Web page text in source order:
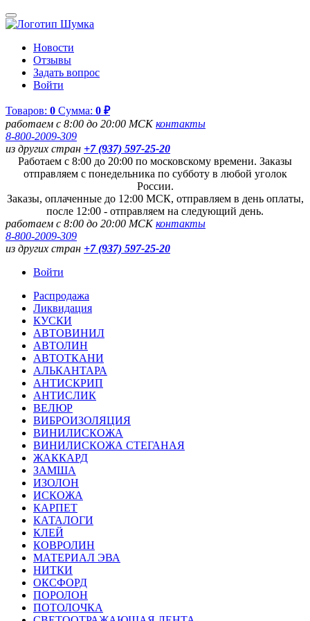
Новости
Отзывы
Задать вопрос
Войти
Товаров: 0 Сумма: 0 ₽
работаем с 8:00 до 20:00 МСКконтакты
8-800-2009-309
из других стран +7 (937) 597-25-20
Работаем с 8:00 до 20:00 по московскому времени. Заказы
отправляем с понедельника по субботу в любой уголок
России.
Заказы, оплаченные до 12:00 МСК, отправляем в день оплаты,
после 12:00 - отправляем на следующий день.
работаем с 8:00 до 20:00 МСКконтакты
8-800-2009-309
из других стран +7 (937) 597-25-20
Войти
Распродажа
Ликвидация
КУСКИ
АВТОВИНИЛ
АВТОЛИН
АВТОТКАНИ
АЛЬКАНТАРА
АНТИСКРИП
АНТИСЛИК
ВЕЛЮР
ВИБРОИЗОЛЯЦИЯ
ВИНИЛИСКОЖА
ВИНИЛИСКОЖА СТЕГАНАЯ
ЖАККАРД
ЗАМША
ИЗОЛОН
ИСКОЖА
КАРПЕТ
КАТАЛОГИ
КЛЕЙ
КОВРОЛИН
МАТЕРИАЛ ЭВА
НИТКИ
ОКСФОРД
ПОРОЛОН
ПОТОЛОЧКА